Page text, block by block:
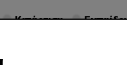
Κατάρτιση